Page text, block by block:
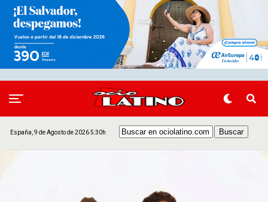
España, 9 de Agosto de 2026 5:30h